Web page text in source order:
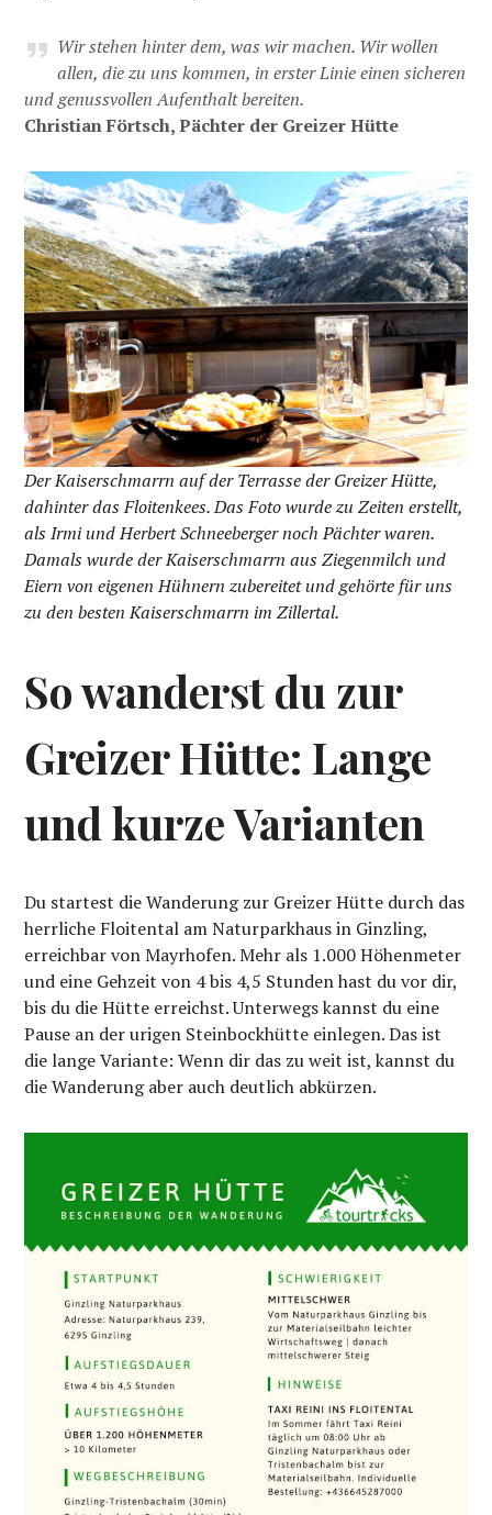
Wir stehen hinter dem, was wir machen. Wir wollen
allen, die zu uns kommen, in erster Linie einen sicheren
und genussvollen Aufenthalt bereiten.
Christian Förtsch, Pächter der Greizer Hütte
Der Kaiserschmarrn auf der Terrasse der Greizer Hütte,
dahinter das Floitenkees. Das Foto wurde zu Zeiten erstellt,
als Irmi und Herbert Schneeberger noch Pächter waren.
Damals wurde der Kaiserschmarrn aus Ziegenmilch und
Eiern von eigenen Hühnern zubereitet und gehörte für uns
zu den besten Kaiserschmarrn im Zillertal.
So wanderst du zur
Greizer Hütte: Lange
und kurze Varianten
Du startest die Wanderung zur Greizer Hütte durch das
herrliche Floitental am Naturparkhaus in Ginzling,
erreichbar von Mayrhofen. Mehr als 1.000 Höhenmeter
und eine Gehzeit von 4 bis 4,5 Stunden hast du vor dir,
bis du die Hütte erreichst. Unterwegs kannst du eine
Pause an der urigen Steinbockhütte einlegen. Das ist
die lange Variante: Wenn dir das zu weit ist, kannst du
die Wanderung aber auch deutlich abkürzen.